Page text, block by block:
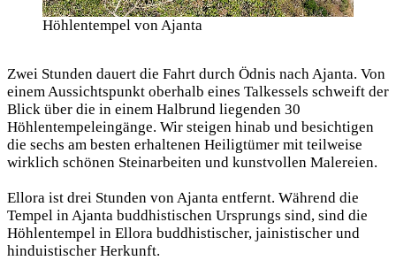
Höhlentempel von Ajanta
Zwei Stunden dauert die Fahrt durch Ödnis nach Ajanta. Von
einem Aussichtspunkt oberhalb eines Talkessels schweift der
Blick über die in einem Halbrund liegenden 30
Höhlentempeleingänge. Wir steigen hinab und besichtigen
die sechs am besten erhaltenen Heiligtümer mit teilweise
wirklich schönen Steinarbeiten und kunstvollen Malereien.
Ellora ist drei Stunden von Ajanta entfernt. Während die
Tempel in Ajanta buddhistischen Ursprungs sind, sind die
Höhlentempel in Ellora buddhistischer, jainistischer und
hinduistischer Herkunft.